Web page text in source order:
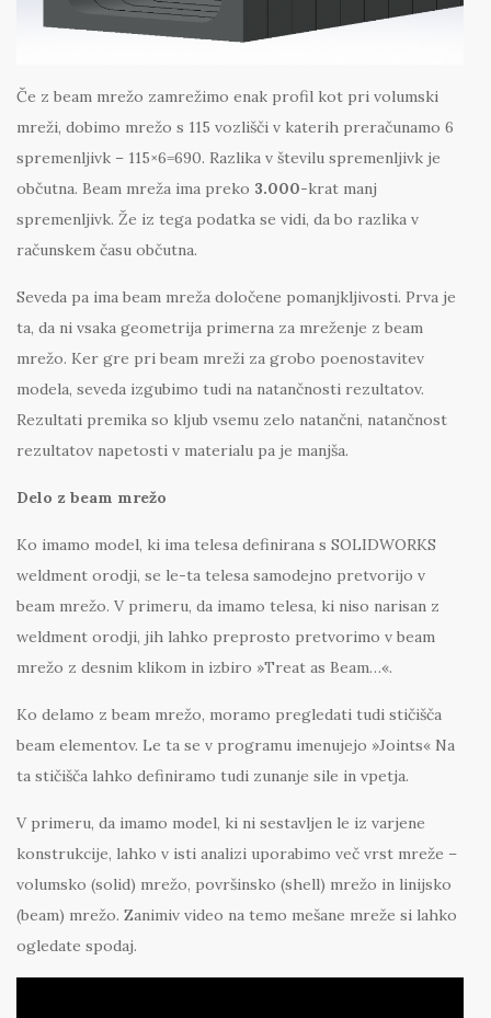
Če z beam mrežo zamrežimo enak profil kot pri volumski
mreži, dobimo mrežo s 115 vozlišči v katerih preračunamo 6
spremenljivk – 115×6=690. Razlika v številu spremenljivk je
občutna. Beam mreža ima preko 3.000-krat manj
spremenljivk. Že iz tega podatka se vidi, da bo razlika v
računskem času občutna.
Seveda pa ima beam mreža določene pomanjkljivosti. Prva je
ta, da ni vsaka geometrija primerna za mreženje z beam
mrežo. Ker gre pri beam mreži za grobo poenostavitev
modela, seveda izgubimo tudi na natančnosti rezultatov.
Rezultati premika so kljub vsemu zelo natančni, natančnost
rezultatov napetosti v materialu pa je manjša.
Delo z beam mrežo
Ko imamo model, ki ima telesa definirana s SOLIDWORKS
weldment orodji, se le-ta telesa samodejno pretvorijo v
beam mrežo. V primeru, da imamo telesa, ki niso narisan z
weldment orodji, jih lahko preprosto pretvorimo v beam
mrežo z desnim klikom in izbiro »Treat as Beam…«.
Ko delamo z beam mrežo, moramo pregledati tudi stičišča
beam elementov. Le ta se v programu imenujejo »Joints« Na
ta stičišča lahko definiramo tudi zunanje sile in vpetja.
V primeru, da imamo model, ki ni sestavljen le iz varjene
konstrukcije, lahko v isti analizi uporabimo več vrst mreže –
volumsko (solid) mrežo, površinsko (shell) mrežo in linijsko
(beam) mrežo. Zanimiv video na temo mešane mreže si lahko
ogledate spodaj.